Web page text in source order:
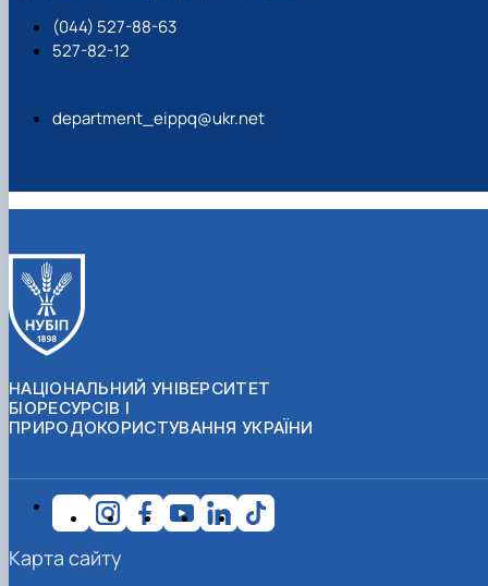
(044) 527-88-63
527-82-12
department_eippq@ukr.net
НАЦІОНАЛЬНИЙ УНІВЕРСИТЕТ
БІОРЕСУРСІВ І
ПРИРОДОКОРИСТУВАННЯ УКРАЇНИ
Карта сайту